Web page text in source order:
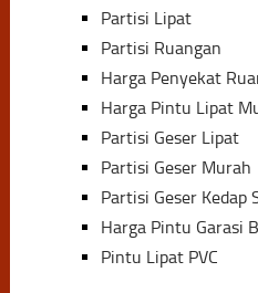
Partisi Lipat
Partisi Ruangan
Harga Penyekat
Harga Pintu Lipat
Partisi Geser Lipat
Partisi Geser Murah
Partisi Geser Kedap
Harga Pintu Garasi
Pintu Lipat PVC